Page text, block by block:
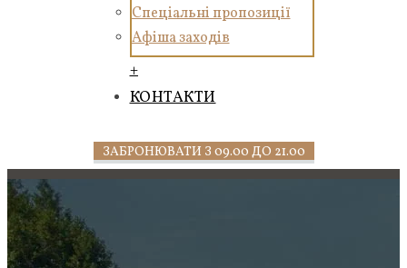
Спеціальні пропозиції
Афіша заходів
+
КОНТАКТИ
ЗАБРОНЮВАТИ З 09.00 ДО 21.00